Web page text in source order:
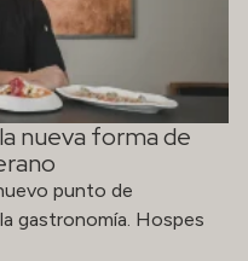
nueva forma de
punto de
gastronomía. Hospes